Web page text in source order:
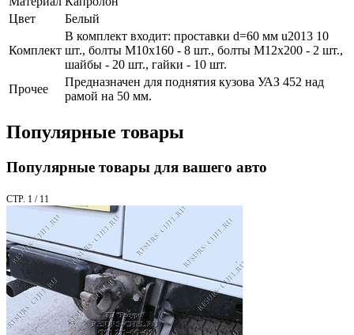
Цвет
Белый
Комплект
В комплект входит: проставки d=60 мм u2013 10
шт., болты М10х160 - 8 шт., болты М12х200 - 2 шт.,
шайбы - 20 шт., гайки - 10 шт.
Прочее
Предназначен для поднятия кузова УАЗ 452 над
рамой на 50 мм.
Популярные товары
Популярные товары для вашего авто
СТР. 1 / 11